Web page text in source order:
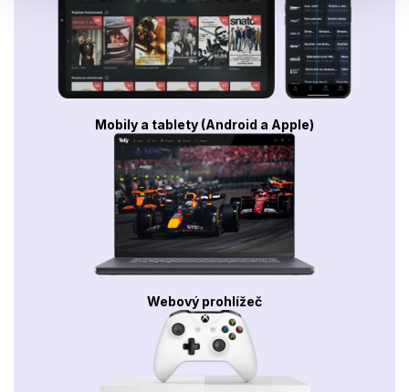
Mobily a tablety (Android a Apple)
Webový prohlížeč